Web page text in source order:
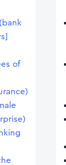
of